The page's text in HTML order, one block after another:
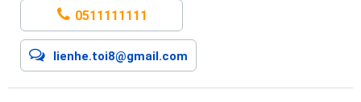
0511111111
lienhe.toi8@gmail.com